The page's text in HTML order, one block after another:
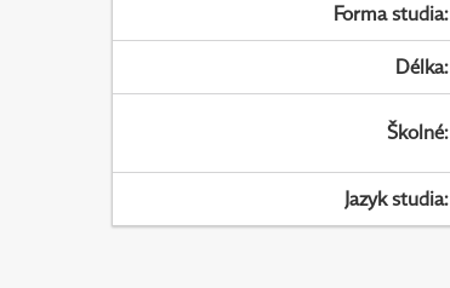
Forma studia:
Délka:
Školné:
Jazyk studia: